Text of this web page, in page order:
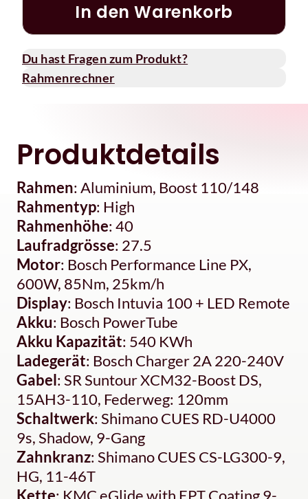
In den Warenkorb
Du hast Fragen zum Produkt?
Rahmenrechner
Produktdetails
Rahmen: Aluminium, Boost 110/148
Rahmentyp: High
Rahmenhöhe: 40
Laufradgrösse: 27.5
Motor: Bosch Performance Line PX,
600W, 85Nm, 25km/h
Display: Bosch Intuvia 100 + LED Remote
Akku: Bosch PowerTube
Akku Kapazität: 540 KWh
Ladegerät: Bosch Charger 2A 220-240V
Gabel: SR Suntour XCM32-Boost DS,
15AH3-110, Federweg: 120mm
Schaltwerk: Shimano CUES RD-U4000
9s, Shadow, 9-Gang
Zahnkranz: Shimano CUES CS-LG300-9,
HG, 11-46T